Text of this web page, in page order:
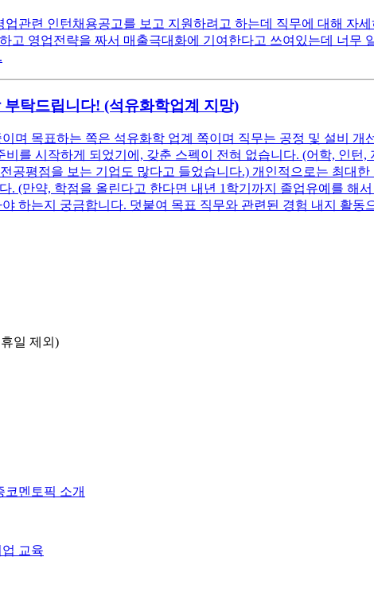
관련 인턴채용공고를 보고 지원하려고 하는데 직무에 대해 자
고 영업전략을 짜서 매출극대화에 기여한다고 쓰여있는데 너무
탁드립니다! (석유화학업계 지망)
며 목표하는 쪽은 석유화학 업계 쪽이며 직무는 공정 및 설비
를 시작하게 되었기에, 갖춘 스펙이 전혀 없습니다. (어학, 인
공평점을 보는 기업도 많다고 들었습니다.) 개인적으로는 최대
. (만약, 학점을 올린다고 한다면 내년 1학기까지 졸업유예를 해
하는지 궁금합니다. 덧붙여 목표 직무와 관련된 경험 내지 활
일 제외)
코멘토픽 소개
업 교육